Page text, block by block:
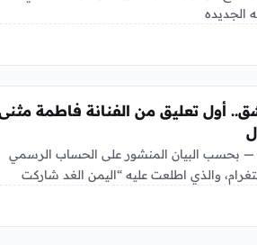
الجديده
أول تعليق من الفنانة فاطمة
— بحسب البيان المنشور على الحساب الرسمي
والذي اطلعت عليه “اليمن الغد شاركت